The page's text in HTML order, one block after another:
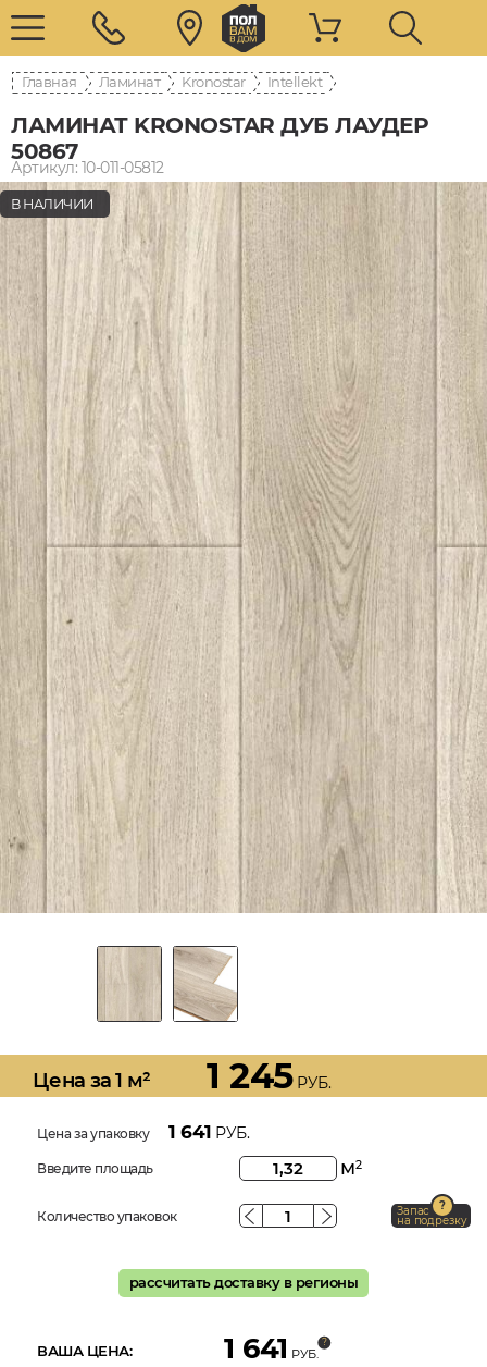
Главная Ламинат Kronostar Intellekt
ЛАМИНАТ KRONOSTAR ДУБ ЛАУДЕР
50867
Артикул: 10-011-05812
В НАЛИЧИИ
Цена за 1 м² 1 245РУБ.
Цена за упаковку 1 641 РУБ.
Введите площадь м2
Количество упаковок Запас
на подрезку
рассчитать доставку в регионы
ВАША ЦЕНА: 1 641 РУБ.